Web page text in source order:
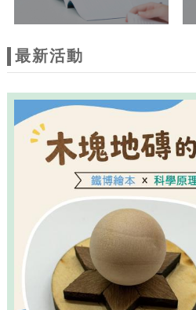
最新活動